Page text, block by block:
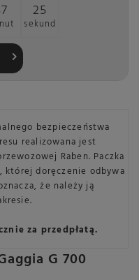
25
sekund
bezpieczeństwa
realizowana jest
Raben. Paczka
której doręczenie odbywa
że należy ją
za przedpłatą.
G 700